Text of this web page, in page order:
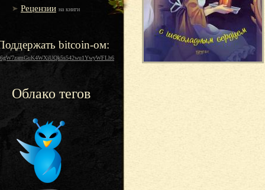
Рецензии на книги
bitcoin-ом:
Облако тегов